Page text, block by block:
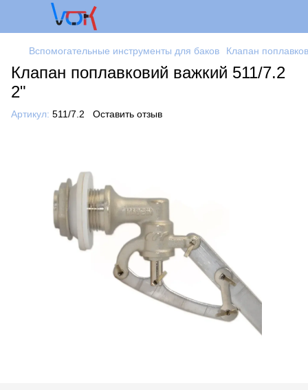
Вспомогательные инструменты для баков Клапан
Клапан поплавковий важкий 511/7.2
2"
Артикул: 511/7.2 Оставить отзыв